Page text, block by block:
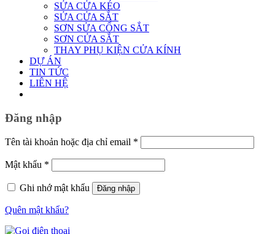
SỬA CỬA KÉO
SỬA CỬA SẮT
SƠN SỬA CỔNG SẮT
SƠN CỬA SẮT
THAY PHỤ KIỆN CỬA KÍNH
DỰ ÁN
TIN TỨC
LIÊN HỆ
Đăng nhập
Tên tài khoản hoặc địa chỉ email *
buộc
Mật khẩu *
buộc
Ghi nhớ mật khẩu
Đăng nhập
Quên mật khẩu?